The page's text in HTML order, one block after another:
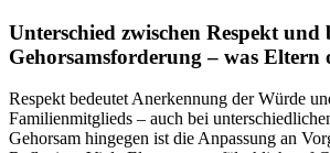
Unterschied zwischen Respekt und
Gehorsamsforderung – was Eltern
Respekt bedeutet Anerkennung der Würde
Familienmitglieds – auch bei
Gehorsam hingegen ist die Anpassung an